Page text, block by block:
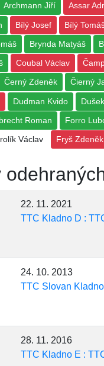
Archmann Jiří Assar
Bílý Josef Bílý
Brynda Matyáš
Coubal Václav
Černý Zdeněk Čierný
Dudman Kvido
Roman Forro
Václav Fryš Zdeněk
22. 11. 2021
TTC Kladno D :
24. 10. 2013
TTC Slovan
28. 11. 2016
TTC Kladno E :